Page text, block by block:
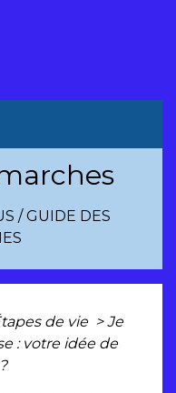
/GUIDE DES
de vie > Je
: votre idée de